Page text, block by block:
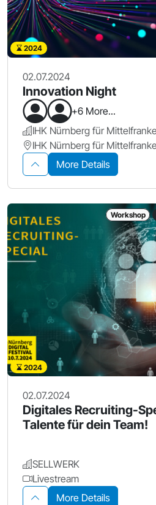
2024
02.07.2024
Innovation Night
+6 More...
IHK Nürnberg für
IHK Nürnberg für
More Details
Workshop
2024
02.07.2024
Digitales Recruiting-
Talente für dein Team!
SELLWERK
Livestream
More Details